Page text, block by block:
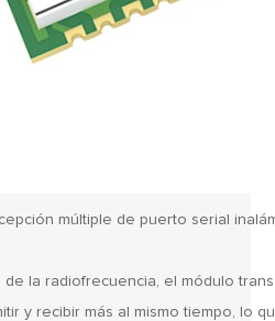
múltiple de puerto serial
de la radiofrecuencia, el módulo
y recibir más al mismo tiempo, lo